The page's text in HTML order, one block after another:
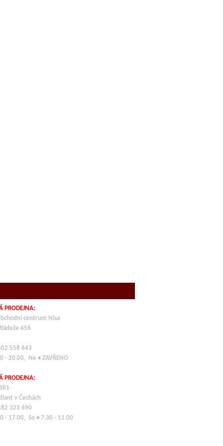
PRODEJNA:
centrum Nisa
456
558 643
- 20.00, Ne • ZAVŘENO
PRODEJNA:
v Čechách
323 690
- 17.00, So • 7.30 - 11.00